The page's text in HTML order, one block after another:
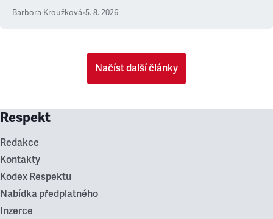
Barbora Kroužková•5. 8. 2026
Načíst další články
Respekt
Redakce
Kontakty
Kodex Respektu
Nabídka předplatného
Inzerce